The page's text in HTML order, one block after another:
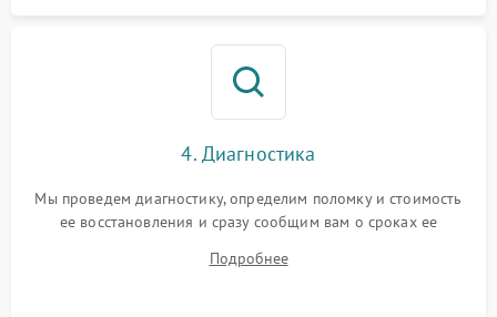
4. Диагностика
Мы проведем диагностику, определим поломку и стоимость
ее восстановления и сразу сообщим вам о сроках ее
Подробнее